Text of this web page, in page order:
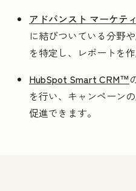
アドバンスト マーケテ
に結びついている分野
を特定し、レポートを作
HubSpot Smart CRM™
を行い、キャンペーン
促進できます。